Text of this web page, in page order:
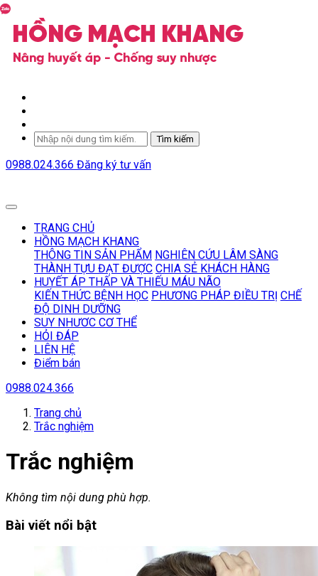
Tìm kiếm
0988.024.366 Đăng ký tư vấn
TRANG CHỦ
HỒNG MẠCH KHANG
THÔNG TIN SẢN PHẨM NGHIÊN CỨU LÂM SÀNG
THÀNH TỰU ĐẠT ĐƯỢC CHIA SẺ KHÁCH HÀNG
HUYẾT ÁP THẤP VÀ THIẾU MÁU NÃO
KIẾN THỨC BỆNH HỌC PHƯƠNG PHÁP ĐIỀU TRỊ CHẾ
ĐỘ DINH DƯỠNG
SUY NHƯƠC CƠ THỂ
HỎI ĐÁP
LIÊN HỆ
Điểm bán
0988.024.366
Trang chủ
Trắc nghiệm
Trắc nghiệm
Không tìm nội dung phù hợp.
Bài viết nổi bật